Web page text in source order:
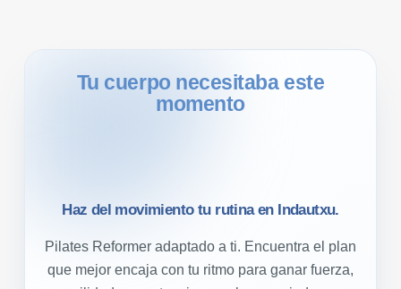
Tu cuerpo necesitaba este
momento
Haz del movimiento tu rutina en Indautxu.
Pilates Reformer adaptado a ti. Encuentra el plan
que mejor encaja con tu ritmo para ganar fuerza,